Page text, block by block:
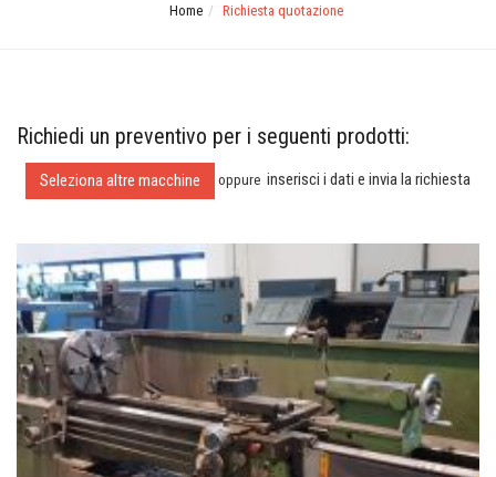
Home Richiesta quotazione
Richiedi un preventivo per i seguenti prodotti:
Seleziona altre macchine oppure inserisci i dati e invia la richiesta